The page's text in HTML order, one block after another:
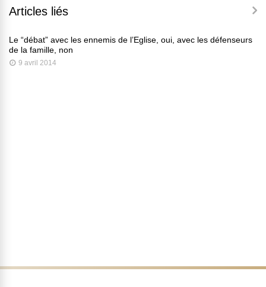
Articles liés
Le “débat” avec les ennemis de l’Eglise, oui, avec les défenseurs
de la famille, non
9 avril 2014